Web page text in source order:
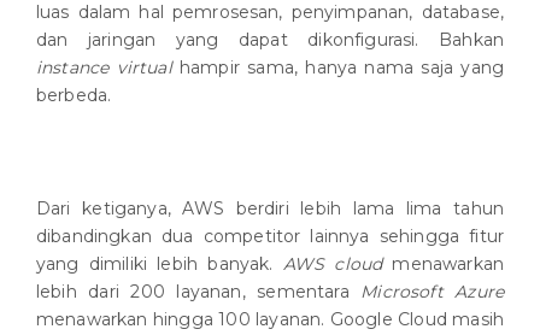
luas dalam hal pemrosesan, penyimpanan, database,
dan jaringan yang dapat dikonfigurasi. Bahkan
instance virtualhampir sama, hanya nama saja yang
berbeda.
Dari ketiganya, AWS berdiri lebih lama lima tahun
dibandingkan dua competitor lainnya sehingga fitur
yang dimiliki lebih banyak. AWS cloudmenawarkan
lebih dari 200 layanan, sementara Microsoft Azure
menawarkan hingga 100 layanan. Google Cloud masih